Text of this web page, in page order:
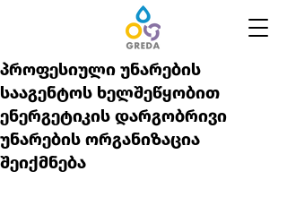
პროფესიული უნარების
სააგენტოს ხელშეწყობით
ენერგეტიკის დარგობრივი
უნარების ორგანიზაცია
შეიქმნება